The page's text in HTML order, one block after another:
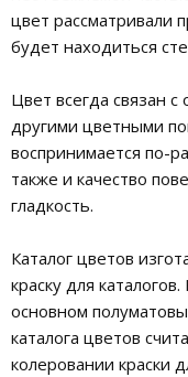
цвет рассматривали
будет находиться
Цвет всегда связан
другими цветными
воспринимается по-
также и качество
гладкость.
Каталог цветов
краску для
основном
каталога цветов
колеровании краски